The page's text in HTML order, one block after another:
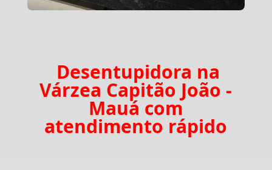
Desentupidora na
Várzea Capitão João -
Mauá com
atendimento rápido